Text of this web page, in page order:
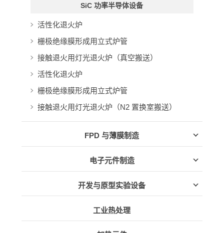
SiC 功率半导体设备
活性化退火炉
栅极绝缘膜形成用立式炉管
接触退火用灯光退火炉（真空搬送）
活性化退火炉
栅极绝缘膜形成用立式炉管
接触退火用灯光退火炉（N2 置换室搬送）
FPD 与薄膜制造
电子元件制造
开发与原型实验设备
工业热处理